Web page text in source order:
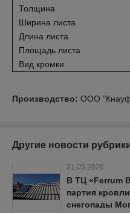
Толщина
Ширина листа
Длина листа
Площадь листа
Вид кромки
Производство: ООО "Кнауф
Другие новости
21.05.2026
В ТЦ «Ferrum
партия
снегопады